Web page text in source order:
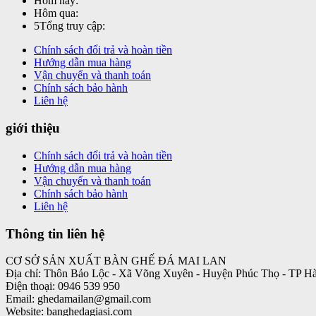
Hôm qua:
5Tổng truy cập:
Chính sách đổi trả và hoàn tiền
Hướng dẫn mua hàng
Vận chuyển và thanh toán
Chính sách bảo hành
Liên hệ
giới thiệu
Chính sách đổi trả và hoàn tiền
Hướng dẫn mua hàng
Vận chuyển và thanh toán
Chính sách bảo hành
Liên hệ
Thông tin liên hệ
CƠ SỞ SẢN XUẤT BÀN GHẾ ĐÁ MAI LAN
Địa chỉ: Thôn Bảo Lộc - Xã Võng Xuyên - Huyện Phúc Thọ - TP
Điện thoại: 0946 539 950
Email: ghedamailan@gmail.com
Website: banghedagiasi.com